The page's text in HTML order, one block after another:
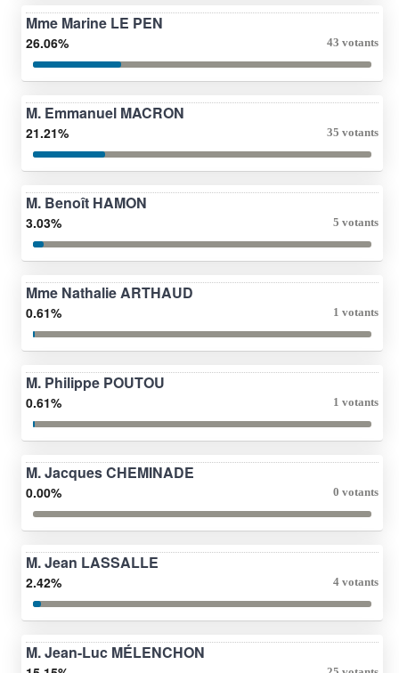
Mme Marine LE PEN
26.06% 43 votants
M. Emmanuel MACRON
21.21% 35 votants
M. Benoît HAMON
3.03% 5 votants
Mme Nathalie ARTHAUD
0.61% 1 votants
M. Philippe POUTOU
0.61% 1 votants
M. Jacques CHEMINADE
0.00% 0 votants
M. Jean LASSALLE
2.42% 4 votants
M. Jean-Luc MÉLENCHON